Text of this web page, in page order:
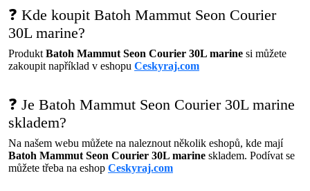
❓ Kde koupit Batoh Mammut Seon Courier
30L marine?
Produkt Batoh Mammut Seon Courier 30L marine si můžete
zakoupit například v eshopu Ceskyraj.com
❓ Je Batoh Mammut Seon Courier 30L marine
skladem?
Na našem webu můžete na naleznout několik eshopů, kde mají
Batoh Mammut Seon Courier 30L marine skladem. Podívat se
můžete třeba na eshop Ceskyraj.com